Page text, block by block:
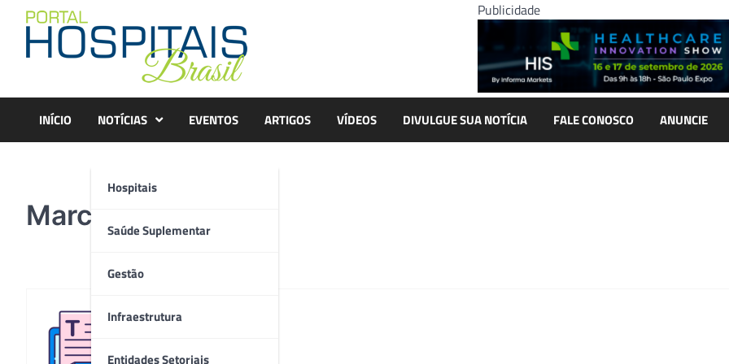
content
Publicidade
INÍCIO NOTÍCIAS
Hospitais
Saúde Suplementar
Gestão
Infraestrutura
Entidades Setoriais
EVENTOS ARTIGOS VÍDEOS DIVULGUE SUA NOTÍCIA FALE CONOSCO ANUNCIE
Marcio kawano